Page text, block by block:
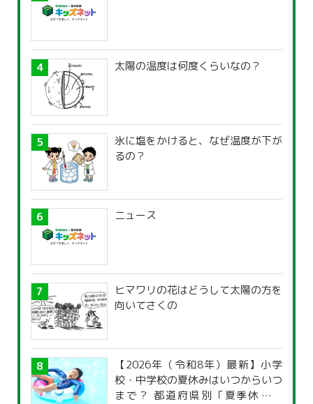
太陽の温度は何度くらいなの？
氷に塩をかけると、なぜ温度が下が
るの？
ニュース
ヒマワリの花はどうして太陽の方を
向いてさくの
【2026年（令和8年）最新】小学
校・中学校の夏休みはいつからいつ
まで？ 都道府県別「夏季休暇一